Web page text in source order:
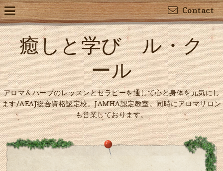
Contact
癒しと学び ル・ク
ール
アロマ＆ハーブのレッスンとセラピーを通して心と身体を元気にし
ます/AEAJ総合資格認定校。JAMHA認定教室。同時にアロマサロン
も営業しております。